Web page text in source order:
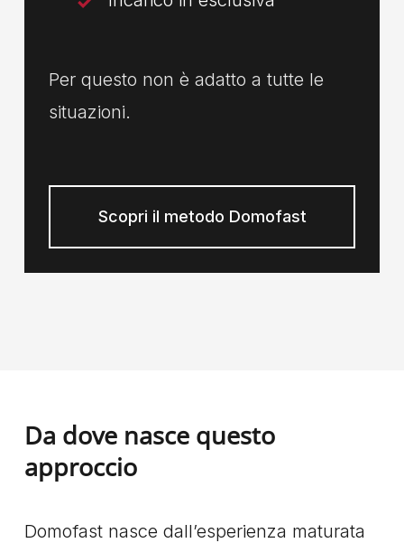
Per questo non è adatto a tutte le
situazioni.
Scopri il metodo Domofast
Da dove nasce questo
approccio
Domofast nasce dall’esperienza maturata